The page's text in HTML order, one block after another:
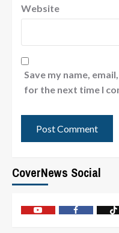
Website
Save my name,
for the next time I
CoverNews Social